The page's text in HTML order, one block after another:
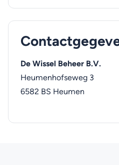
De Wissel Beheer B.V.
Heumenhofseweg 3
6582 BS Heumen